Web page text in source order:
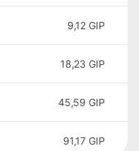
9,12 GIP
18,23 GIP
45,59 GIP
91,17 GIP